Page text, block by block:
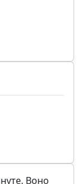
Воно